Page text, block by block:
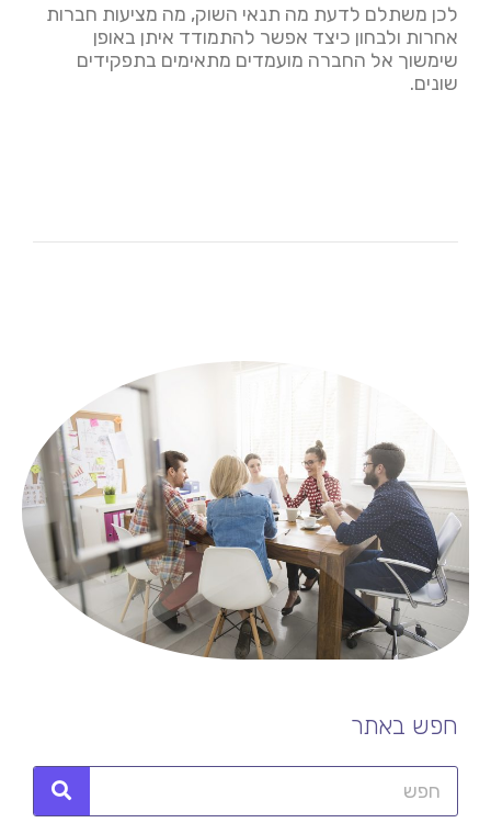
לכן משתלם לדעת מה תנאי השוק, מה מציעות חברות
אחרות ולבחון כיצד אפשר להתמודד איתן באופן
שימשוך אל החברה מועמדים מתאימים בתפקידים
שונים.
חפש באתר